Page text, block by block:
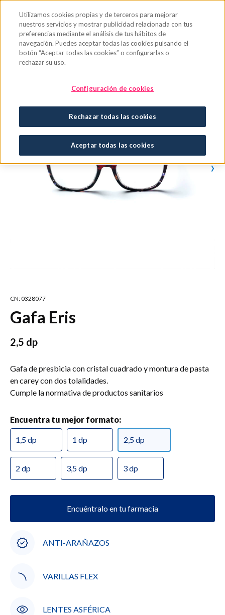
›
CN: 0328077
Gafa Eris
2,5 dp
Gafa de presbicia con cristal cuadrado y montura de pasta
en carey con dos tolalidades.
Cumple la normativa de productos sanitarios
Encuentra tu mejor formato:
1,5 dp 1 dp 2,5 dp
2 dp 3,5 dp 3 dp
Encuéntralo en tu farmacia
ANTI-ARAÑAZOS
VARILLAS FLEX
LENTES ASFÉRICA
Utilizamos cookies propias y de terceros para mejorar
nuestros servicios y mostrar publicidad relacionada con tus
preferencias mediante el análisis de tus hábitos de
navegación. Puedes aceptar todas las cookies pulsando el
botón “Aceptar todas las cookies” o configurarlas o
rechazar su uso.
Configuración de cookies
Rechazar todas las cookies
Aceptar todas las cookies